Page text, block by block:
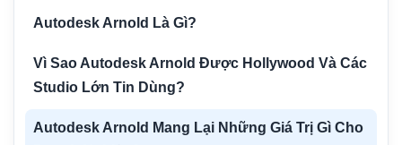
Autodesk Arnold Là Gì?
Vì Sao Autodesk Arnold Được Hollywood Và Các
Studio Lớn Tin Dùng?
Autodesk Arnold Mang Lại Những Giá Trị Gì Cho